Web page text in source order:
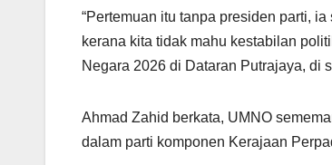
p
o
k
“Pertemuan itu tanpa presiden parti,
kerana kita tidak mahu kestabilan
Negara 2026 di Dataran Putrajaya, di
Ahmad Zahid berkata, UMNO
dalam parti komponen Kerajaan